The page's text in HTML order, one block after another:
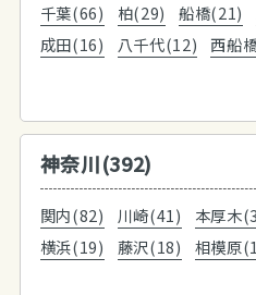
千葉(66) 柏(29) 船橋(21)
成田(16)
八千代(12)
西船
神奈川(392)
関内(82) 川崎(41) 本厚木
横浜(19)
藤沢(18)
相模原